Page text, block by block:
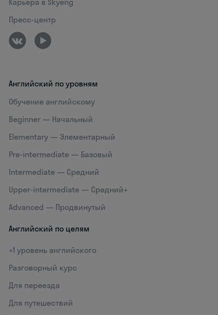
Карьера в Skyeng
Пресс-центр
Английский по уровням
Обучение английскому
Beginner — Начальный
Elementary — Элементарный
Pre-intermediate — Базовый
Intermediate — Средний
Upper-intermediate — Средний+
Advanced — Продвинутый
Английский по целям
+1 уровень английского
Разговорный курс
Для переезда
Для путешествий